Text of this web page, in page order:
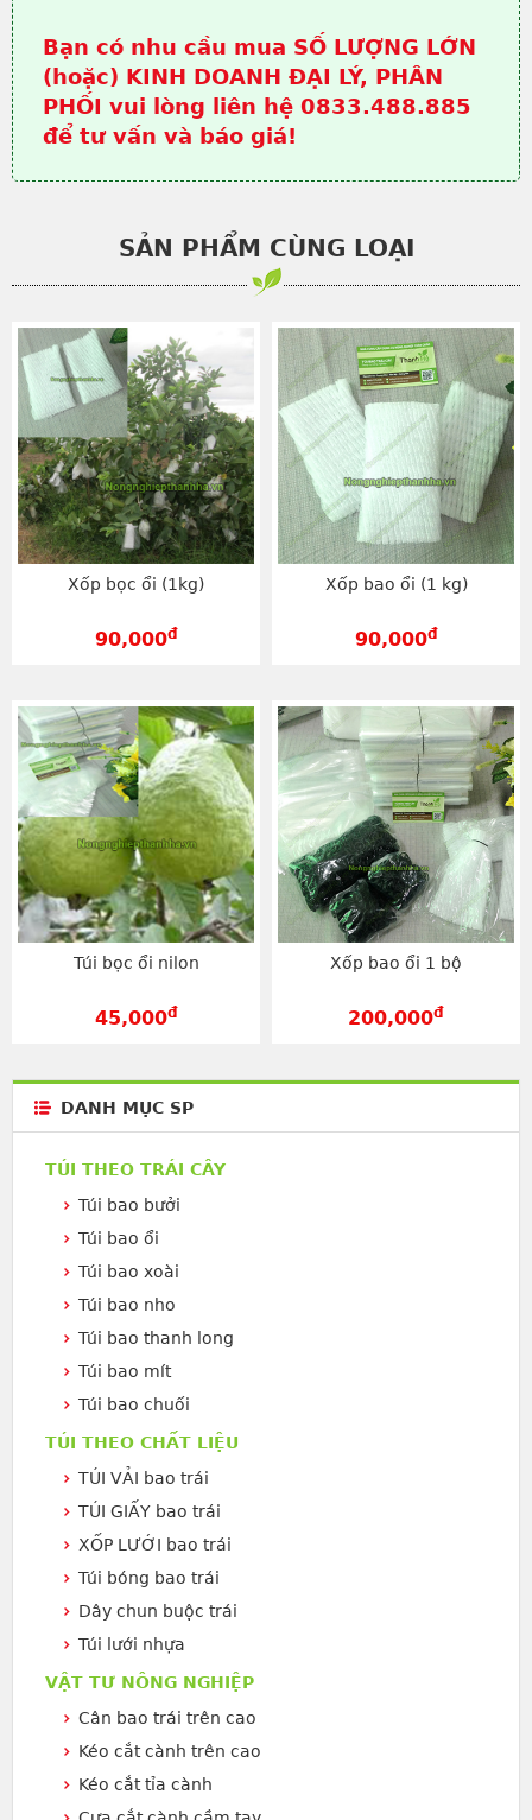
Bạn có nhu cầu mua SỐ LƯỢNG LỚN
(hoặc) KINH DOANH ĐẠI LÝ, PHÂN
PHỐI vui lòng liên hệ 0833.488.885
để tư vấn và báo giá!
SẢN PHẨM CÙNG LOẠI
Xốp bọc ổi (1kg)
90,000đ
Xốp bao ổi (1 kg)
90,000đ
Túi bọc ổi nilon
45,000đ
Xốp bao ổi 1 bộ
200,000đ
DANH MỤC SP
TÚI THEO TRÁI CÂY
Túi bao bưởi
Túi bao ổi
Túi bao xoài
Túi bao nho
Túi bao thanh long
Túi bao mít
Túi bao chuối
TÚI THEO CHẤT LIỆU
TÚI VẢI bao trái
TÚI GIẤY bao trái
XỐP LƯỚI bao trái
Túi bóng bao trái
Dây chun buộc trái
Túi lưới nhựa
VẬT TƯ NÔNG NGHIỆP
Cân bao trái trên cao
Kéo cắt cành trên cao
Kéo cắt tỉa cành